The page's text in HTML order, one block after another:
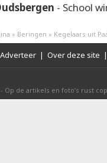
- School
» Beringen » Kegelaars uit
Adverteer | Over deze site |
- Op de artikels en foto’s rust